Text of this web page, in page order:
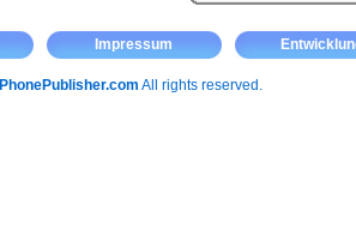
Impressum
PhonePublisher.com All rights reserved.